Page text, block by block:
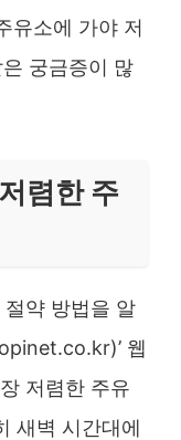
유소에 가야 저
궁금증이 많
렴한 주
약 방법을 알
웹
저렴한 주유
새벽 시간대에